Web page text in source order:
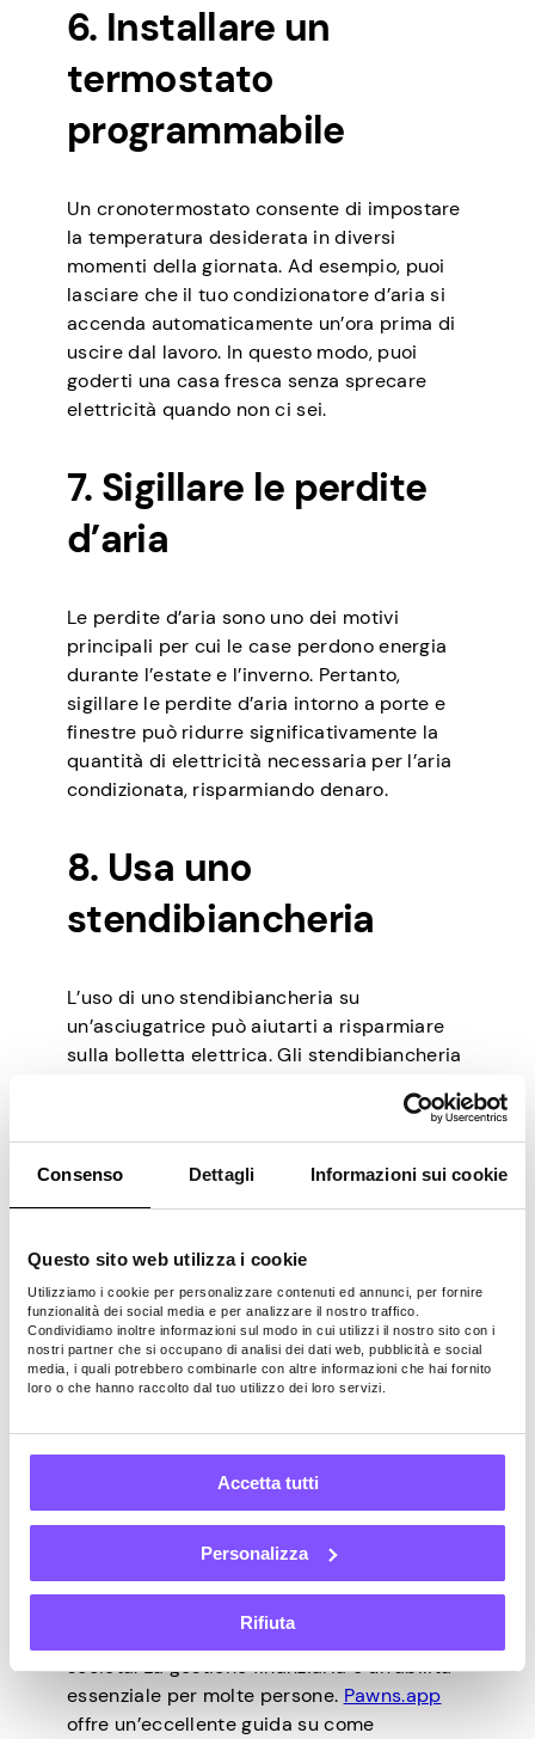
Consenso Dettagli Informazioni sui cookie
Questo sito web utilizza i cookie
Utilizziamo i cookie per personalizzare contenuti ed annunci, per fornire
funzionalità dei social media e per analizzare il nostro traffico.
Condividiamo inoltre informazioni sul modo in cui utilizzi il nostro sito con i
nostri partner che si occupano di analisi dei dati web, pubblicità e social
media, i quali potrebbero combinarle con altre informazioni che hai fornito
loro o che hanno raccolto dal tuo utilizzo dei loro servizi.
Accetta tutti
Personalizza
Rifiuta
6. Installare un
termostato
programmabile
Un cronotermostato consente di impostare
la temperatura desiderata in diversi
momenti della giornata. Ad esempio, puoi
lasciare che il tuo condizionatore d’aria si
accenda automaticamente un’ora prima di
uscire dal lavoro. In questo modo, puoi
goderti una casa fresca senza sprecare
elettricità quando non ci sei.
7. Sigillare le perdite
d’aria
Le perdite d’aria sono uno dei motivi
principali per cui le case perdono energia
durante l’estate e l’inverno. Pertanto,
sigillare le perdite d’aria intorno a porte e
finestre può ridurre significativamente la
quantità di elettricità necessaria per l’aria
condizionata, risparmiando denaro.
8. Usa uno
stendibiancheria
L’uso di uno stendibiancheria su
un’asciugatrice può aiutarti a risparmiare
sulla bolletta elettrica. Gli stendibiancheria
asciugare i vestiti e possono anche rendere
i tuoi vestiti più freschi dei fogli
dell’asciugatrice.
Colpo d’addio
Ogni centesimo conta in questi tempi
economici difficili e ridurre il consumo di
elettricità è un modo semplice ma efficace
per risparmiare sulla bolletta elettrica.
L’implementazione dei suggerimenti di cui
sopra può ridurre il consumo di elettricità e
migliorare l’efficienza energetica della tua
casa. In questo modo potrai risparmiare
denaro e fare la tua parte per risparmiare
società. La gestione finanziaria è un’abilità
essenziale per molte persone. Pawns.app
offre un’eccellente guida su come